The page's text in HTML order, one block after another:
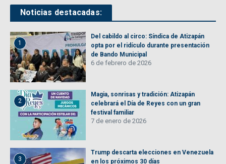
Noticias destacadas:
1
Del cabildo al circo: Síndica de Atizapán
opta por el ridículo durante presentación
de Bando Municipal
6 de febrero de 2026
2
Magia, sonrisas y tradición: Atizapán
celebrará el Día de Reyes con un gran
festival familiar
7 de enero de 2026
3
Trump descarta elecciones en Venezuela
en los próximos 30 días